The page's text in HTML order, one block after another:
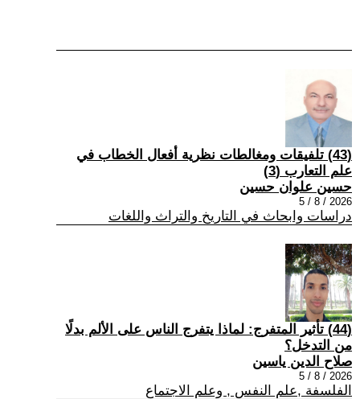
(43) تلفيقات ومغالطات نظرية أفعال الخطاب في
علم التعارب (3)
حسين علوان حسين
2026 / 8 / 5
دراسات وابحاث في التاريخ والتراث واللغات
(44) تأثير المتفرج: لماذا يتفرج الناس على الألم بدلًا
من التدخل؟
صلاح الدين ياسين
2026 / 8 / 5
الفلسفة ,علم النفس , وعلم الاجتماع